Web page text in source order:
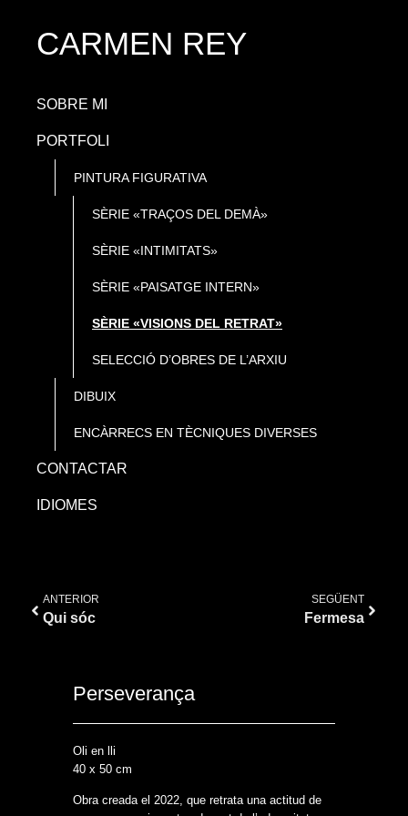
CARMEN REY
SOBRE MI
PORTFOLI
PINTURA FIGURATIVA
SÈRIE «TRAÇOS DEL DEMÀ»
SÈRIE «INTIMITATS»
SÈRIE «PAISATGE INTERN»
SÈRIE «VISIONS DEL RETRAT»
SELECCIÓ D’OBRES DE L’ARXIU
DIBUIX
ENCÀRRECS EN TÈCNIQUES DIVERSES
CONTACTAR
IDIOMES
ANTERIOR
Qui sóc
SEGÜENT
Fermesa
Perseverança
Oli en lli
40 x 50 cm
Obra creada el 2022, que retrata una actitud de